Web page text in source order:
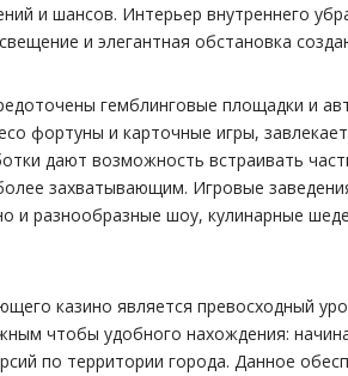
и шансов. Интерьер внутреннего
и элегантная обстановка
гемблинговые площадки и
фортуны и карточные игры,
дают возможность встраивать
захватывающим. Игровые
и разнообразные шоу, кулинарные
казино является превосходный
чтобы удобного нахождения:
по территории города. Данное